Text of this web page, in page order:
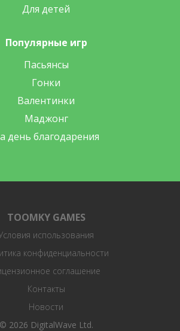
Для детей
Популярные игр
Пасьянсы
Гонки
Валентинки
Маджонг
день благодарения
TOOMKY GAMES
использования
конфиденциальности
соглашение
Контакты
Новости
© 2026 DigitalWave Ltd.